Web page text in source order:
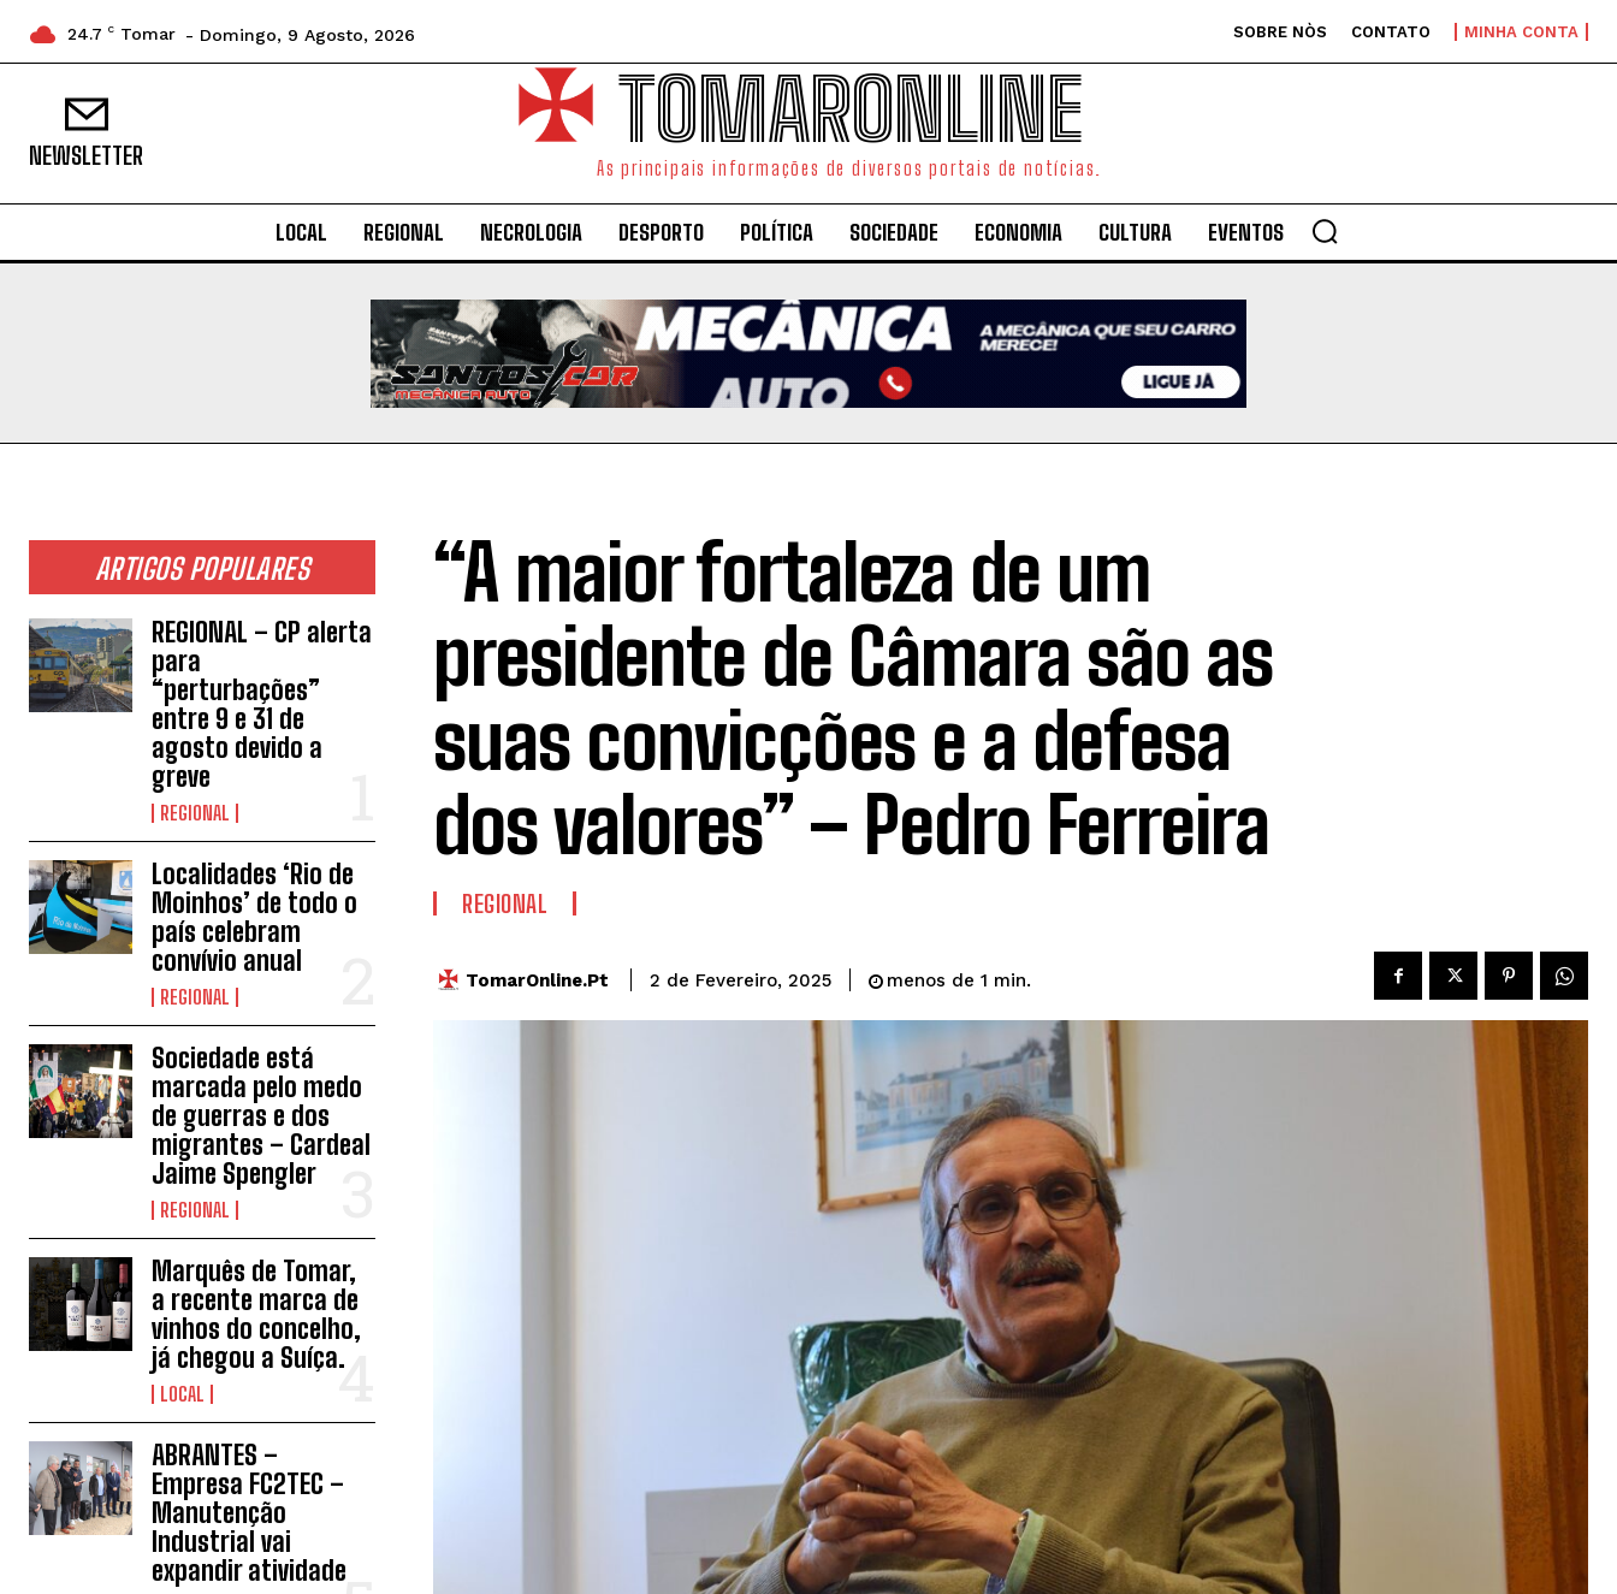
24.7 C Tomar - Domingo, 9 Agosto, 2026 SOBRE NÒS CONTATO MINHA CONTA
NEWSLETTER TOMARONLINE
As principais informações de diversos portais de notícias.
LOCAL REGIONAL NECROLOGIA DESPORTO POLÍTICA SOCIEDADE ECONOMIA CULTURA EVENTOS
ARTIGOS POPULARES
REGIONAL – CP alerta
para
“perturbações”
entre 9 e 31 de
agosto devido a
greve
REGIONAL
Localidades ‘Rio de
Moinhos’ de todo o
país celebram
convívio anual
REGIONAL
Sociedade está
marcada pelo medo
de guerras e dos
migrantes – Cardeal
Jaime Spengler
REGIONAL
Marquês de Tomar,
a recente marca de
vinhos do concelho,
já chegou a Suíça.
LOCAL
ABRANTES –
Empresa FC2TEC –
Manutenção
Industrial vai
expandir atividade
“A maior fortaleza de um
presidente de Câmara são as
suas convicções e a defesa
dos valores” – Pedro Ferreira
REGIONAL
TomarOnline.pt 2 de Fevereiro, 2025 menos de 1 min.